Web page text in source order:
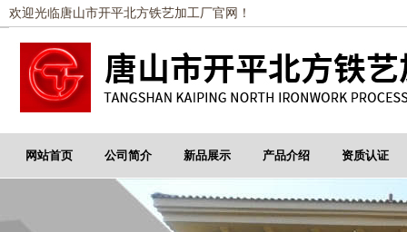
欢迎光临唐山市开平北方铁艺加工厂官网！
网站首页 公司简介 新品展示 产品介绍 资质认证